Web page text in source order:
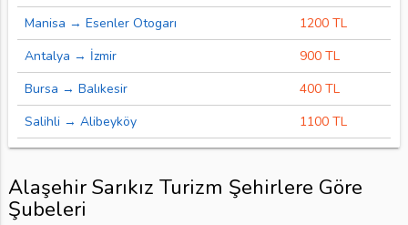
Manisa → Esenler Otogarı
1200 TL
Antalya → İzmir
900 TL
Bursa → Balıkesir
400 TL
Salihli → Alibeyköy
1100 TL
Alaşehir Sarıkız Turizm Şehirlere Göre
Şubeleri